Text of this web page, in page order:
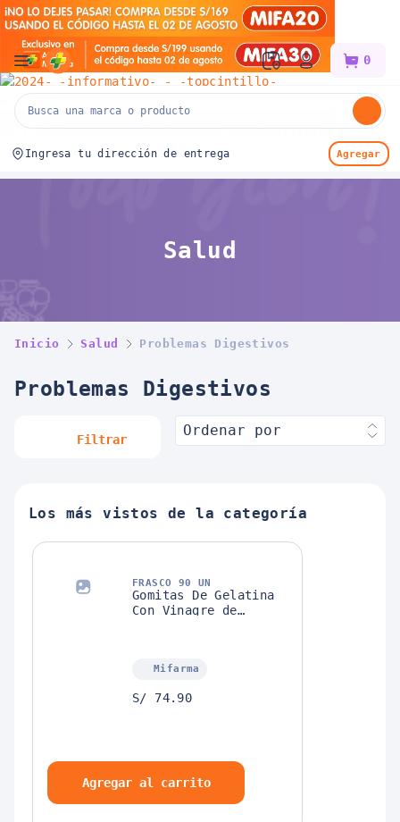
Mifarma 0
Ingresa tu dirección de entrega Agregar
Salud
Inicio Salud Problemas Digestivos
Problemas Digestivos
Filtrar
Ordenar por
Los más vistos de la categoría
FRASCO 90 UN
Gomitas De Gelatina
Con Vinagre de
Mifarma
S/ 74.90
Agregar al carrito